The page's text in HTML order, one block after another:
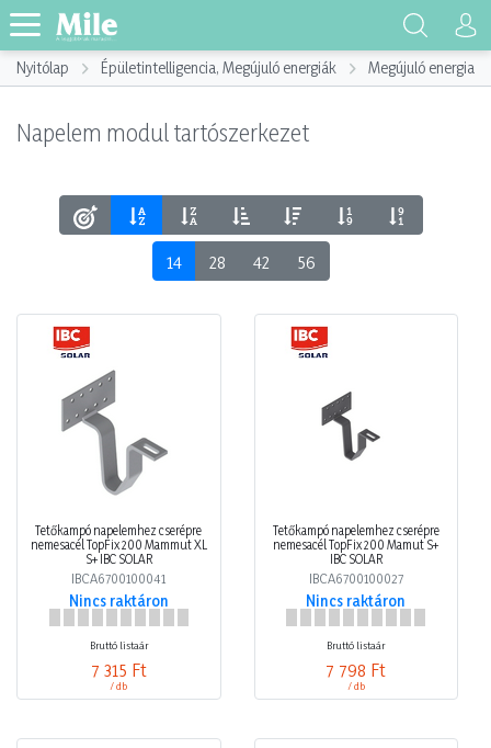
Nyitólap Épületintelligencia, Megújuló energiák Megújuló energia
Napelem modul tartószerkezet
14 28 42 56
Tetőkampó napelemhez cserépre
nemesacél TopFix 200 Mammut XL
S+ IBC SOLAR
IBCA6700100041
Nincs raktáron
Bruttó listaár
7 315 Ft
/ db
Tetőkampó napelemhez cserépre
nemesacél TopFix 200 Mamut S+
IBC SOLAR
IBCA6700100027
Nincs raktáron
Bruttó listaár
7 798 Ft
/ db